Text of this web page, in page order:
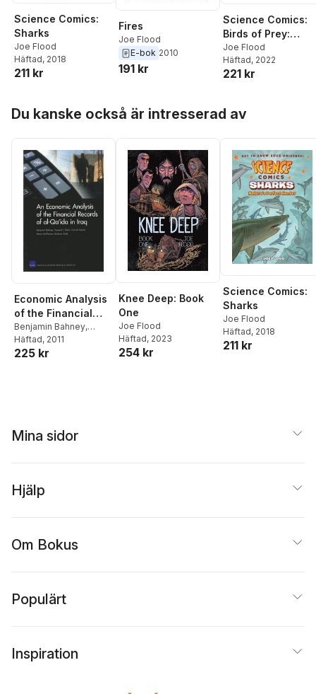
Science Comics:
Sharks
Joe Flood
Häftad, 2018
211 kr
Fires
Joe Flood
E-bok 2010
191 kr
Science Comics:
Birds of Prey:
Terrifying Talons
Joe Flood
Häftad, 2022
221 kr
Du kanske också är intresserad av
Economic Analysis
of the Financial
Records of Al-
Qa'ida in Iraq
Benjamin Bahney,
Howard J. Shatz
Ganier,Renny
Häftad, 2011
225 kr
Knee Deep: Book
One
Joe Flood
Häftad, 2023
254 kr
Science Comics:
Sharks
Joe Flood
Häftad, 2018
211 kr
Mina sidor
Hjälp
Om Bokus
Populärt
Inspiration